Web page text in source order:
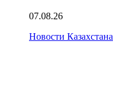
07.08.26
Новости Казахстана